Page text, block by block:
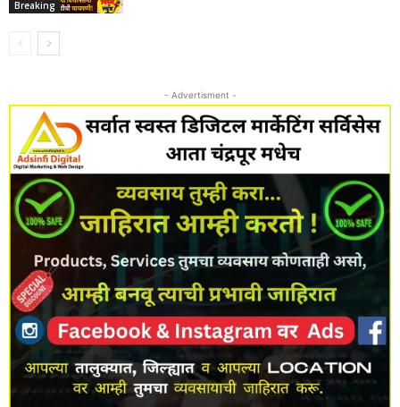
Breaking
- Advertisment -